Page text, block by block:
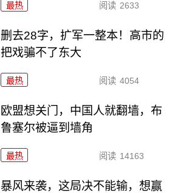
最热 阅读 2633
删去28字，扩军一整本！高市的
把戏骗不了东大
最热 阅读 4054
欧盟想关门，中国人就翻墙，布
鲁塞尔被逼到墙角
最热 阅读 14163
暴风来袭，这局决不能输，想赢